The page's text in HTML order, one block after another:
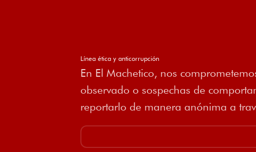
Línea ética y anticorrupción
En El Machetico, nos
observado o sospechas de
reportarlo de manera anónima a